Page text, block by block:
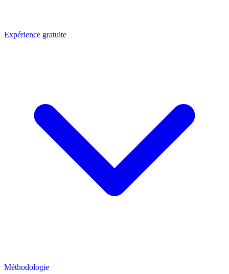
Expérience gratuite
Méthodologie